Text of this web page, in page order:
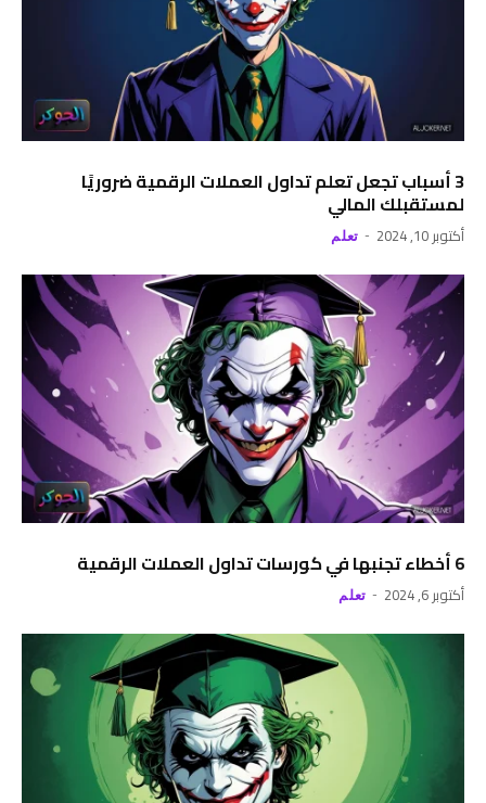
3 أسباب تجعل تعلم تداول العملات الرقمية ضروريًا
لمستقبلك المالي
أكتوبر 10, 2024 تعلم
6 أخطاء تجنبها في كورسات تداول العملات الرقمية
أكتوبر 6, 2024 تعلم